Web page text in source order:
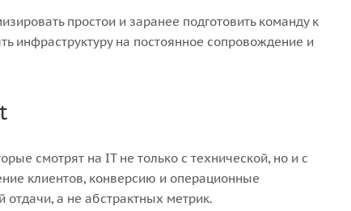
простои и заранее подготовить команду к
на постоянное сопровождение и
смотрят на IT не только с технической, но и с
клиентов, конверсию и операционные
отдачи, а не абстрактных метрик.